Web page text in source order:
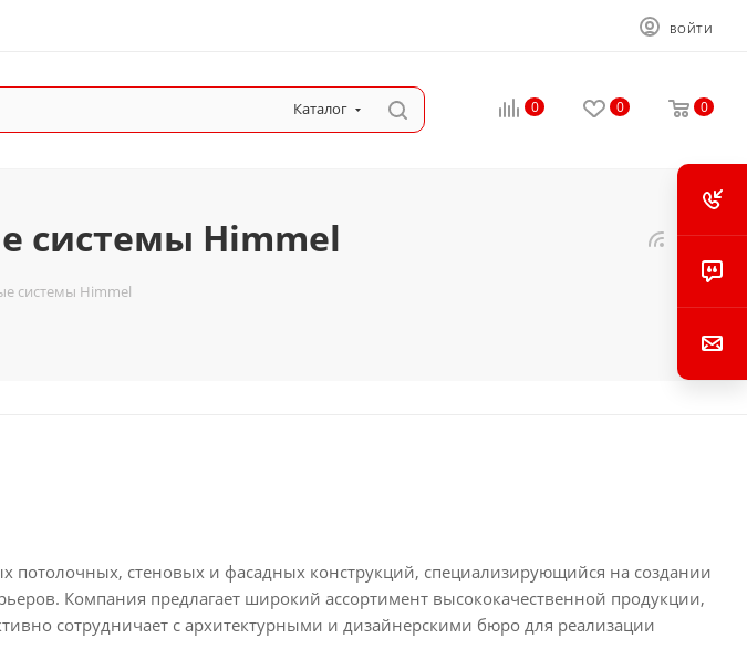
ВОЙТИ
Каталог 0 0 0
системы Himmel
системы Himmel
стеновых и фасадных конструкций, специализирующийся на создании
Компания предлагает широкий ассортимент высококачественной продукции,
сотрудничает с архитектурными и дизайнерскими бюро для реализации